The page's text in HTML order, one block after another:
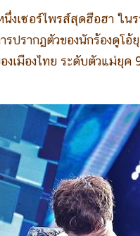
นึ่งเซอร์ไพรส์สุดฮือฮา ในร
ปรากฏตัวของนักร้องดูโอ้
งเมืองไทย ระดับตัวแม่ยุค